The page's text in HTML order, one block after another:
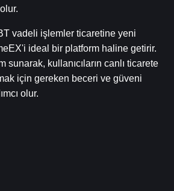
vadeli işlemler ticaretine yeni
ideal bir platform haline getirir.
sunarak, kullanıcıların canlı ticarete
için gereken beceri ve güveni
olur.